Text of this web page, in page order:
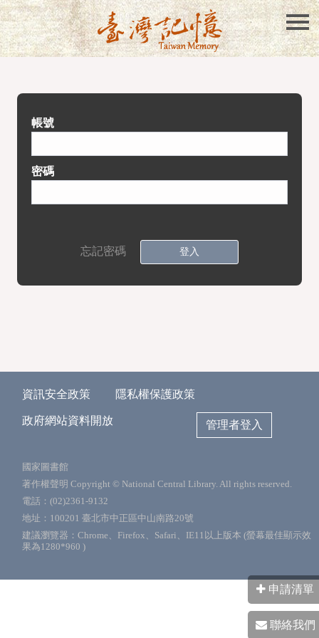
帳號
密碼
忘記密碼 登入
資訊安全政策 隱私權保護政策
政府網站資料開放 管理者登入
國家圖書館
著作權聲明 Copyright © National Central Library. All rights reserved.
電話：(02)2361-9132
地址：100201 臺北市中正區中山南路20號
建議瀏覽器：Chrome、Firefox、Safari、IE11以上版本 (螢幕最佳顯示效
果為1280*960 )
申請清單
聯絡我們